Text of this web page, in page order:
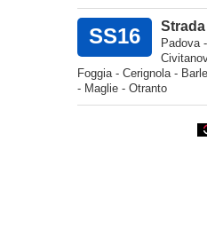
SS16
Padova
Foggia - Cerignola -
- Maglie - Otranto